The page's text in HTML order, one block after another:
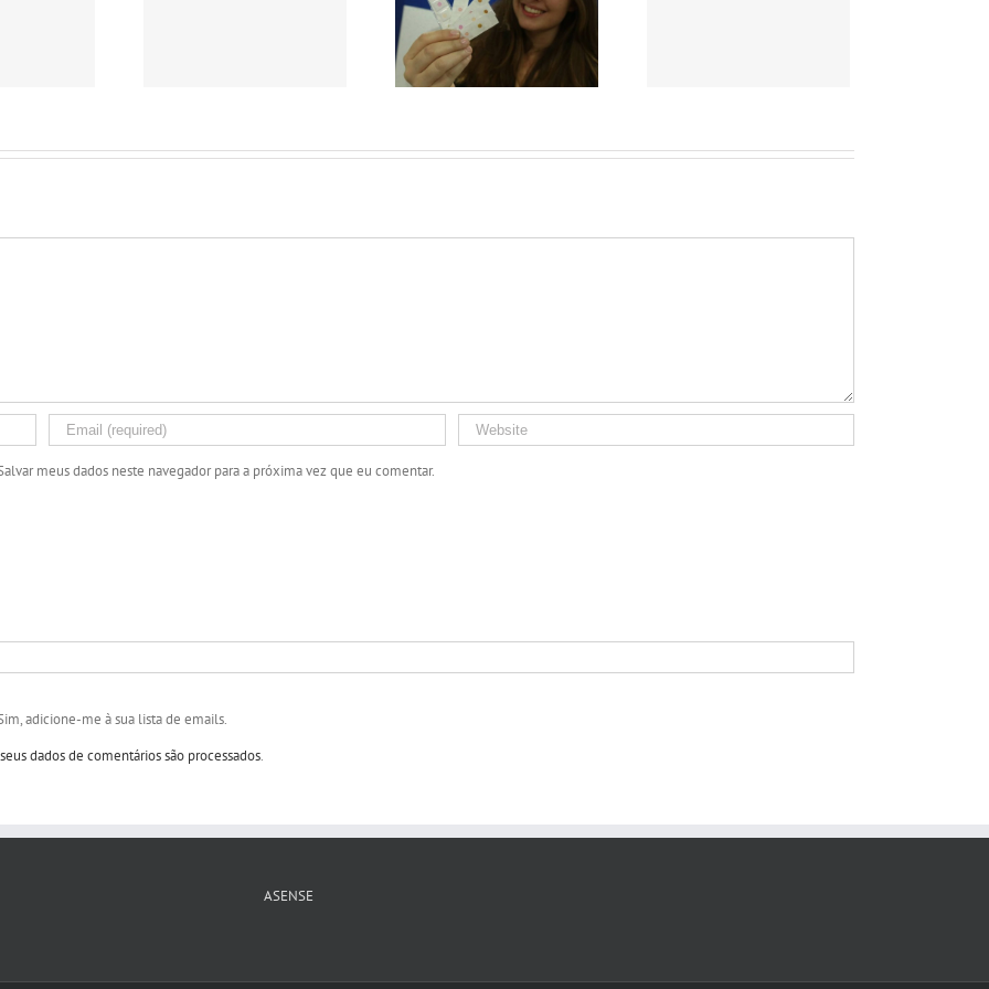
segmento do leite no
programa de
exportações
meus dados neste navegador para a próxima vez que eu comentar.
adicione-me à sua lista de emails.
dados de comentários são processados.
ASENSE